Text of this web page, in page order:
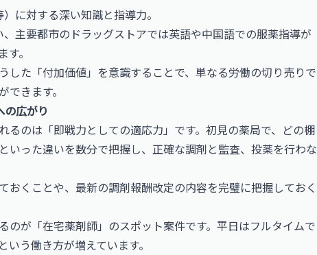
に対する深い知識と指導力。
主要都市のドラッグストアでは英語や中国語での服薬指導が
。
した「付加価値」を意識することで、単なる労働の切り売りで
きます。
の広がり
るのは「即戦力としての適応力」です。初見の薬局で、どの棚
いった違いを数分で把握し、正確な調剤と監査、投薬を行わな
おくことや、最新の調剤報酬改定の内容を完璧に把握しておく
のが「在宅薬剤師」のスポット案件です。平日はフルタイムで
う働き方が増えています。